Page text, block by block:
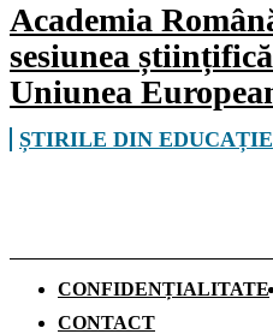
Academia
sesiunea
Uniunea
ȘTIRILE DIN EDUCAȚIE
CONFIDENȚIALITATE
CONTACT